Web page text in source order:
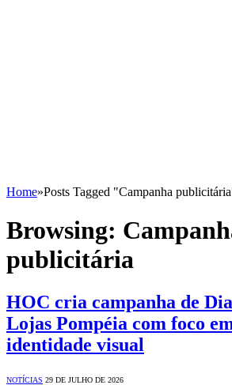
Home»Posts Tagged "Campanha
Browsing:
publicitária
HOC cria campanha de
Lojas Pompéia com foco
identidade visual
NOTÍCIAS 29 DE JULHO DE 2026